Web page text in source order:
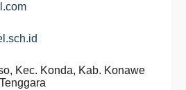
Kec. Konda, Kab. Konawe